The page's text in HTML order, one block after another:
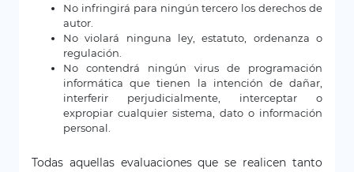
No infringirá para ningún tercero los derechos de
autor.
No violará ninguna ley, estatuto, ordenanza o
regulación.
No contendrá ningún virus de programación
informática que tienen la intención de dañar,
interferir perjudicialmente, interceptar o
expropiar cualquier sistema, dato o información
personal.
Todas aquellas evaluaciones que se realicen tanto